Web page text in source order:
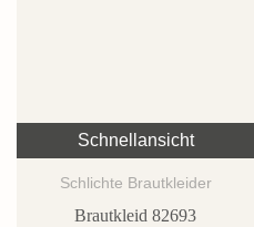
Schnellansicht
Schlichte Brautkleider
Brautkleid 82693